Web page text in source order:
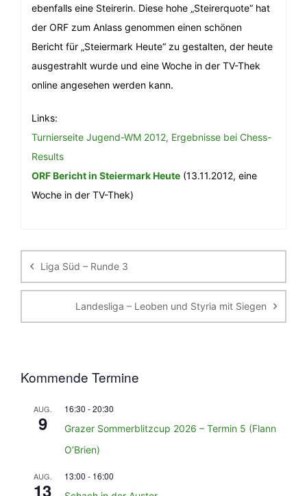
ebenfalls eine Steirerin. Diese hohe „Steirerquote“ hat
der ORF zum Anlass genommen einen schönen
Bericht für „Steiermark Heute“ zu gestalten, der heute
ausgestrahlt wurde und eine Woche in der TV-Thek
online angesehen werden kann.
Links:
Turnierseite Jugend-WM 2012, Ergebnisse bei Chess-
Results
ORF Bericht in Steiermark Heute (13.11.2012, eine
Woche in der TV-Thek)
Liga Süd – Runde 3
Landesliga – Leoben und Styria mit Siegen
Kommende Termine
AUG.
9
16:30 -20:30
Grazer Sommerblitzcup 2026 – Termin 5 (Flann
O’Brien)
AUG.
13
13:00 - 16:00